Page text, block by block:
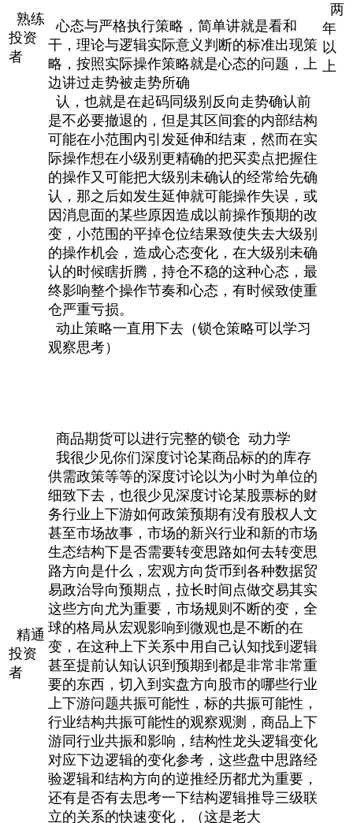
熟练
投资
者
心态与严格执行策略，简单讲就是看和
干，理论与逻辑实际意义判断的标准出现策
略，按照实际操作策略就是心态的问题，上
边讲过走势被走势所确
认，也就是在起码同级别反向走势确认前
是不必要撤退的，但是其区间套的内部结构
可能在小范围内引发延伸和结束，然而在实
际操作想在小级别更精确的把买卖点把握住
的操作又可能把大级别未确认的经常给先确
认，那之后如发生延伸就可能操作失误，或
因消息面的某些原因造成以前操作预期的改
变，小范围的平掉仓位结果致使失去大级别
的操作机会，造成心态变化，在大级别未确
认的时候瞎折腾，持仓不稳的这种心态，最
终影响整个操作节奏和心态，有时候致使重
仓严重亏损。
动止策略一直用下去（锁仓策略可以学习
观察思考）
两
年
以
上
精通
投资
者
商品期货可以进行完整的锁仓 动力学
我很少见你们深度讨论某商品标的的库存
供需政策等等的深度讨论以为小时为单位的
细致下去，也很少见深度讨论某股票标的财
务行业上下游如何政策预期有没有股权人文
甚至市场故事，市场的新兴行业和新的市场
生态结构下是否需要转变思路如何去转变思
路方向是什么，宏观方向货币到各种数据贸
易政治导向预期点，拉长时间点做交易其实
这些方向尤为重要，市场规则不断的变，全
球的格局从宏观影响到微观也是不断的在
变，在这种上下关系中用自己认知找到逻辑
甚至提前认知认识到预期到都是非常非常重
要的东西，切入到实盘方向股市的哪些行业
上下游问题共振可能性，标的共振可能性，
行业结构共振可能性的观察观测，商品上下
游同行业共振和影响，结构性龙头逻辑变化
对应下边逻辑的变化参考，这些盘中思路经
验逻辑和结构方向的逆推经历都尤为重要，
还有是否有去思考一下结构逻辑推导三级联
立的关系的快速变化，（这是老大